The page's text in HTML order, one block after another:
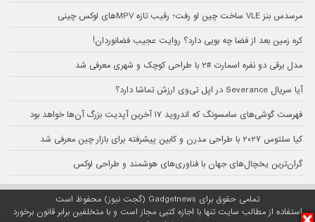
مرسدس بنز VLE ساخت چین لو رفت؛ رقیب تازه MPVهای لوکس چینی
کره زمین بعد از فضا چه بویی دارد؟ روایت عجیب فضانوردان!
مدل برقی دو نفره اسمارت #۲ با طراحی کوچک و شهری معرفی شد
آیا سریال Severance در اپل تی‌وی ارزش تماشا دارد؟
فهرست گوشی‌های سامسونگ که اندروید ۱۷ آخرین آپدیت بزرگ آن‌ها خواهد بود
کیا سلتوس ۲۰۲۷ با طراحی مدرن و کابین پیشرفته برای بازار چین معرفی شد
گران‌ترین یخچال‌های جهان با فناوری‌های هوشمند و طراحی لوکس
تمامی حقوق برای Gadgetnews (گجت نیوز) محفوظ است
استفاده از مطالب سایت تنها با اجازه کتبی مجاز است و با متخلفین برابر قانون برخورد